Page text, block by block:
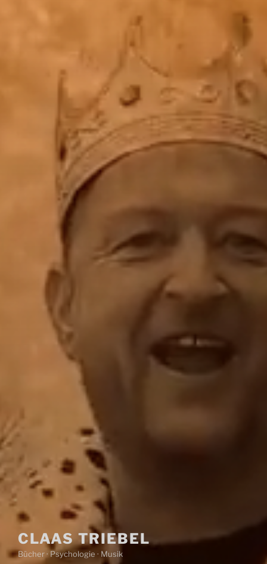
CLAAS TRIEBEL
Bücher · Psychologie · Musik